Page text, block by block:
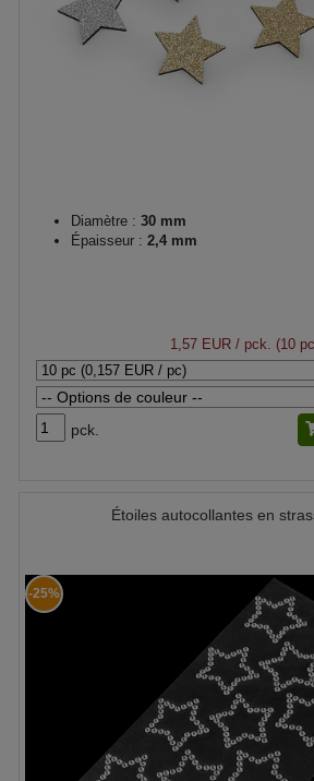
Diamètre : 30 mm
Épaisseur : 2,4 mm
1,57 EUR/ pck. (10
pck.
Étoiles autocollantes en
-25%